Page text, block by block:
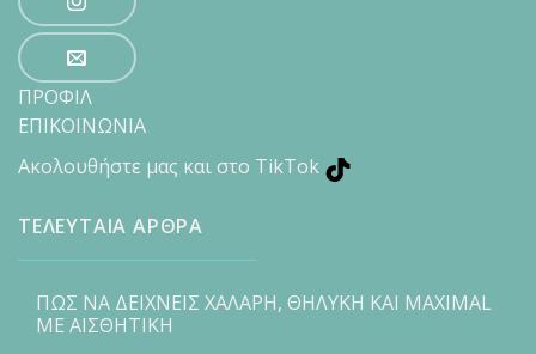
ΠΡΟΦΙΛ
ΕΠΙΚΟΙΝΩΝΙΑ
Ακολουθήστε μας και στο TikTok
ΤΕΛΕΥΤΑΙΑ ΑΡΘΡΑ
ΠΩΣ ΝΑ ΔΕΙΧΝΕΙΣ ΧΑΛΑΡΗ, ΘΗΛΥΚΗ ΚΑΙ MAXIMAL
ΜΕ ΑΙΣΘΗΤΙΚΗ